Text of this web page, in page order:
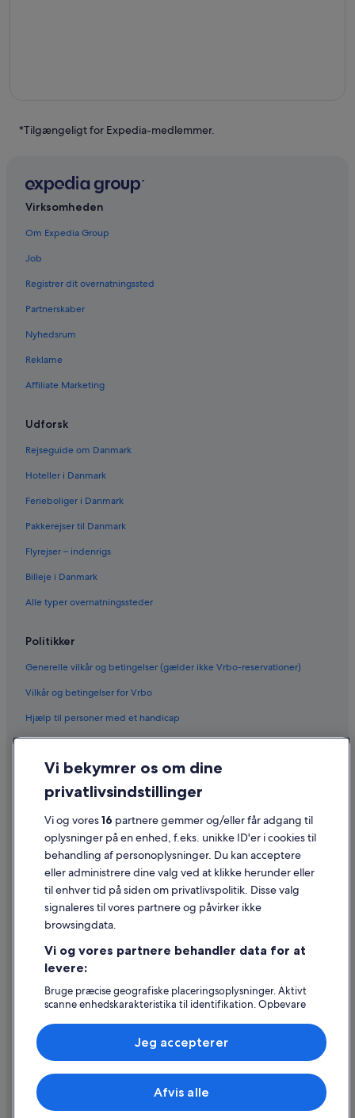
*Tilgængeligt for Expedia-medlemmer.
Virksomheden
Om Expedia Group
Job
Registrer dit overnatningssted
Partnerskaber
Nyhedsrum
Reklame
Affiliate Marketing
Udforsk
Rejseguide om Danmark
Hoteller i Danmark
Ferieboliger i Danmark
Pakkerejser til Danmark
Flyrejser – indenrigs
Billeje i Danmark
Alle typer overnatningssteder
Politikker
Generelle vilkår og betingelser (gælder ikke Vrbo-reservationer)
Vilkår og betingelser for Vrbo
Hjælp til personer med et handicap
Cookies
Generelle vilkår for brug
Juridiske oplysninger/Kontakt os
Retningslinjer for indhold og indberetning af indhold
Hjælp
Kontakt os
Ændr eller afbestil din reservation
Forløb og behandlingstider for refusion
Book en flyrejse med et tilgodehavende fra et flyselskab
Internationale rejsedokumenter
Expedia, Inc. er ikke ansvarlig for indhold fra eksterne hjemmesider.
© 2026 Expedia, Inc. – en del af Expedia Group. Alle rettigheder
forbeholdes. Expedia og Expedias logo er varemærker eller registrerede
Vi bekymrer os om dine
privatlivsindstillinger
Vi og vores16 partnere gemmer og/eller får adgang til
oplysninger på en enhed, f.eks. unikke ID'er i cookies til
behandling af personoplysninger. Du kan acceptere
eller administrere dine valg ved at klikke herunder eller
til enhver tid på siden om privatlivspolitik. Disse valg
signaleres til vores partnere og påvirker ikke
browsingdata.
Vi og vores partnere behandler data for at
levere:
Bruge præcise geografiske placeringsoplysninger. Aktivt
scanne enhedskarakteristika til identifikation. Opbevare
annoncering og indhold, annoncerings- og
indholdsmåling, målgruppeundersøgelser og udvikling af
tjenester.
Liste over partnere (leverandører)
Afvis alle
Jeg accepterer